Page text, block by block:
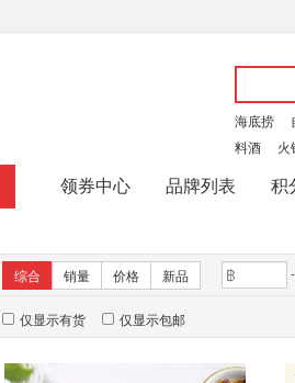
海底捞
料酒
火
领券中心 品牌列表 积
综合 销量 价格 新品 -
仅显示有货 仅显示包邮